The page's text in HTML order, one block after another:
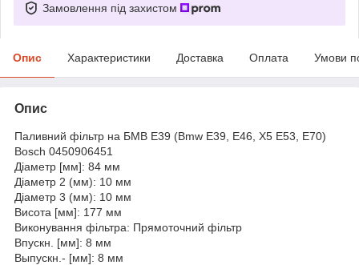
Замовлення під захистом
Опис Характеристики Доставка Оплата Умови
Опис
Паливний фільтр на БМВ Е39 (Bmw E39, E46, X5 E53, E70)
Bosch 0450906451
Діаметр [мм]: 84 мм
Діаметр 2 (мм): 10 мм
Діаметр 3 (мм): 10 мм
Висота [мм]: 177 мм
Виконування фільтра: Прямоточний фільтр
Впускн. [мм]: 8 мм
Выпускн.- [мм]: 8 мм